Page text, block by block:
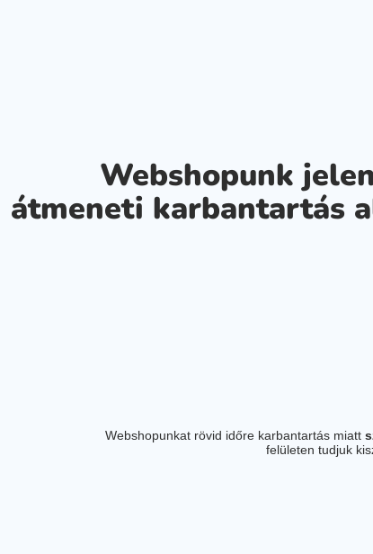
Webshopunk
átmeneti karbantartás
Webshopunkat rövid időre karbantartás miatt
felületen tudjuk